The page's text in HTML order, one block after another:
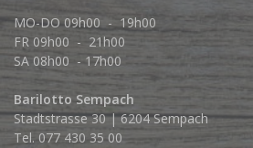
MO-DO 09h00 - 19h00
FR 09h00 - 21h00
SA 08h00 - 17h00
Barilotto Sempach
Stadtstrasse 30 | 6204 Sempach
Tel. 077 430 35 00